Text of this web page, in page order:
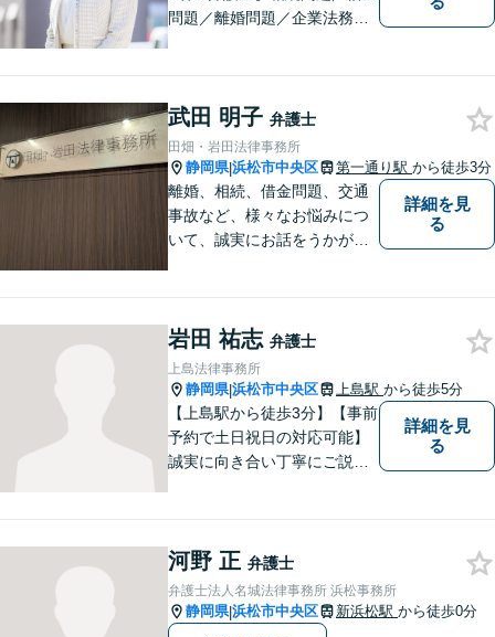
問題／離婚問題／企業法務な
武田 明子 弁護士
田畑・岩田法律事務所
静岡県|浜松市中央区 第一通り駅 から徒歩3分
離婚、相続、借金問題、交通
事故など、様々なお悩みにつ
いて、誠実にお話をうかが
詳細を見
る
岩田 祐志 弁護士
上島法律事務所
静岡県|浜松市中央区 上島駅 から徒歩5分
【上島駅から徒歩3分】【事前
予約で土日祝日の対応可能】
誠実に向き合い丁寧にご説明
詳細を見
る
河野 正 弁護士
弁護士法人名城法律事務所 浜松事務所
静岡県|浜松市中央区 新浜松駅 から徒歩0分